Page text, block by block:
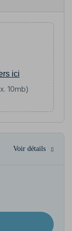
ici
10mb)
Voir détails